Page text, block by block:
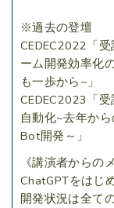
※過去の登壇
CEDEC2022「
ーム開発効率化
も一歩から~」
CEDEC2023「
自動化~去年か
Bot開発～」
《講演者からの
ChatGPTをはじ
開発状況は全て